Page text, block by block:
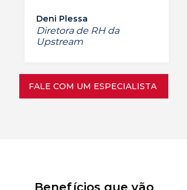
Deni Plessa
Diretora de RH da
Upstream
FALE COM UM ESPECIALISTA
Benefícios que vão